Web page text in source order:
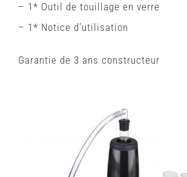
– 1* Outil de touillage en verre
– 1* Notice d’utilisation
Garantie de 3 ans constructeur